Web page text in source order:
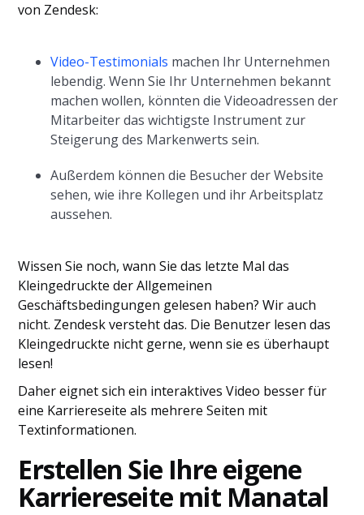
von Zendesk:
Video-Testimonials machen Ihr Unternehmen
lebendig. Wenn Sie Ihr Unternehmen bekannt
machen wollen, könnten die Videoadressen der
Mitarbeiter das wichtigste Instrument zur
Steigerung des Markenwerts sein.
Außerdem können die Besucher der Website
sehen, wie ihre Kollegen und ihr Arbeitsplatz
aussehen.
Wissen Sie noch, wann Sie das letzte Mal das
Kleingedruckte der Allgemeinen
Geschäftsbedingungen gelesen haben? Wir auch
nicht. Zendesk versteht das. Die Benutzer lesen das
Kleingedruckte nicht gerne, wenn sie es überhaupt
lesen!
Daher eignet sich ein interaktives Video besser für
eine Karriereseite als mehrere Seiten mit
Textinformationen.
Erstellen Sie Ihre eigene
Karriereseite mit Manatal